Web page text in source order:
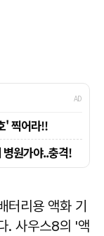
리용 액화 기
. 사우스8의 '액